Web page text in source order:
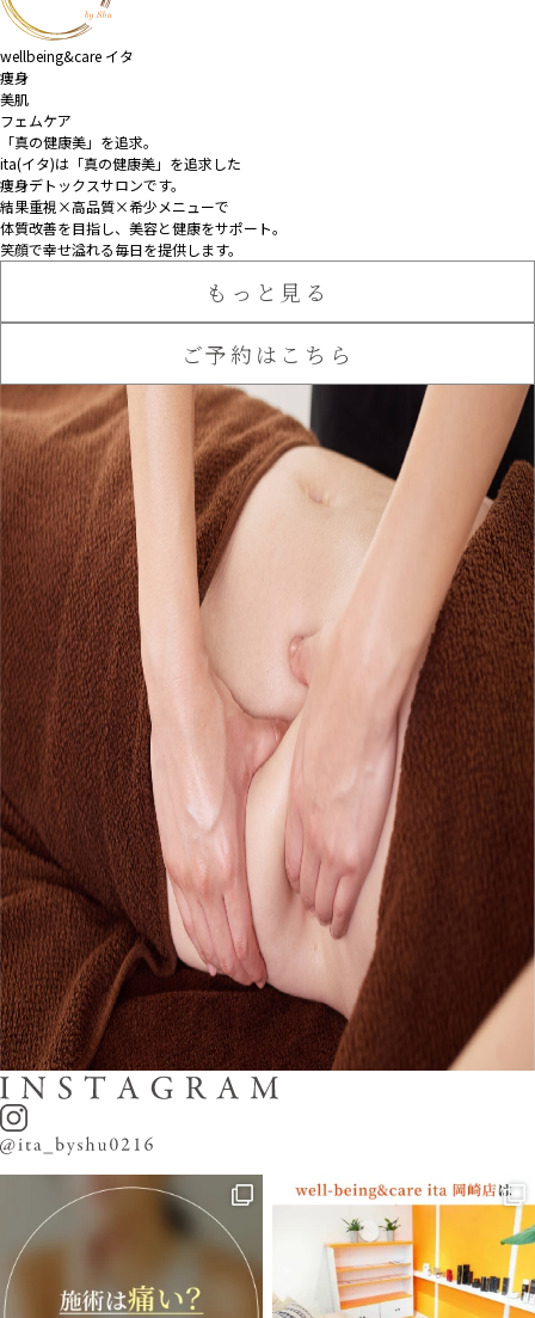
wellbeing&care イタ
痩身
美肌
フェムケア
「真の健康美」を追求。
ita(イタ)は「真の健康美」を追求した
痩身デトックスサロンです。
結果重視×高品質×希少メニューで
体質改善を目指し、 美容と健康をサポート。
笑顔で幸せ溢れる毎日を提供します。
もっと見る
ご予約はこちら